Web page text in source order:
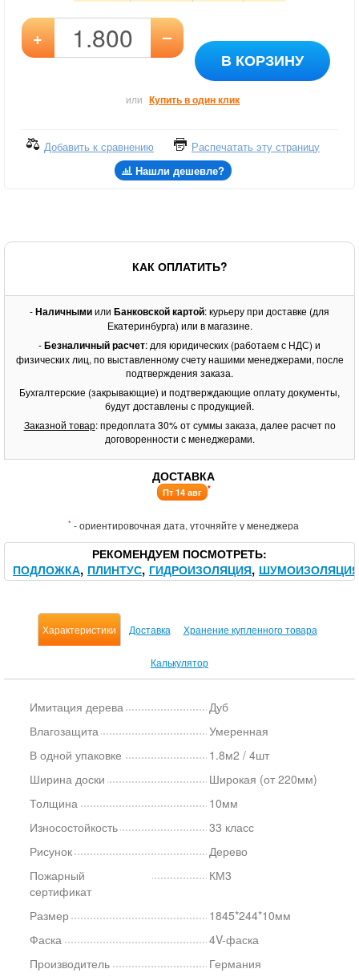
+ –
В КОРЗИНУ
или Купить в один клик
Добавить к сравнению
Распечатать эту страницу
Нашли дешевле?
КАК ОПЛАТИТЬ?
-Наличнымиили Банковской картой: курьеру при доставке (для
Екатеринбурга) или в магазине.
-Безналичный расчет: для юридических (работаем с НДС) и
физических лиц, по выставленному счету нашими менеджерами, после
подтверждения заказа.
Бухгалтерские (закрывающие) и подтверждающие оплату документы,
будут доставлены с продукцией.
Заказной товар: предоплата 30% от суммы заказа, далее расчет по
договоренности с менеджерами.
ДОСТАВКА
Пт 14 авг *
* - ориентировочная дата, уточняйте у менеджера
РЕКОМЕНДУЕМ ПОСМОТРЕТЬ
ПОДЛОЖКА ПЛИНТУС ГИДРОИЗОЛЯЦИЯ ШУМОИЗОЛЯЦИЯ
Характеристики Доставка Хранение купленного товара
Калькулятор
Имитация дерева
Дуб
Влагозащита
Умеренная
В одной упаковке
1.8м2 / 4шт
Ширина доски
Широкая (от 220мм)
Толщина
10мм
Износостойкость
33 класс
Рисунок
Дерево
Пожарный
сертификат
КМ3
Размер
1845*244*10мм
Фаска
4V-фаска
Производитель
Германия